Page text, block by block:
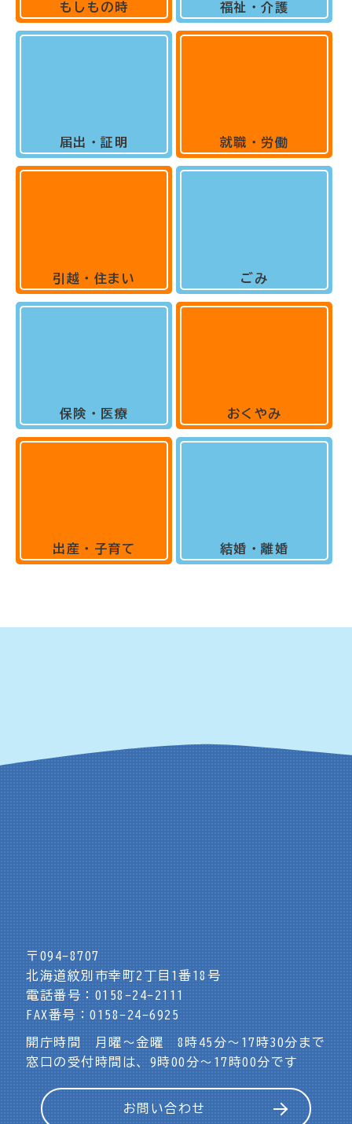
もしもの時
届出・証明
引越・住まい
保険・医療
出産・子育て
福祉・介護
就職・労働
ごみ
おくやみ
結婚・離婚
〒094-8707
北海道紋別市幸町2丁目1番18号
電話番号：0158-24-2111
FAX番号：0158-24-6925
開庁時間 月曜～金曜 8時45分～17時30分まで
窓口の受付時間は、9時00分～17時00分です
お問い合わせ